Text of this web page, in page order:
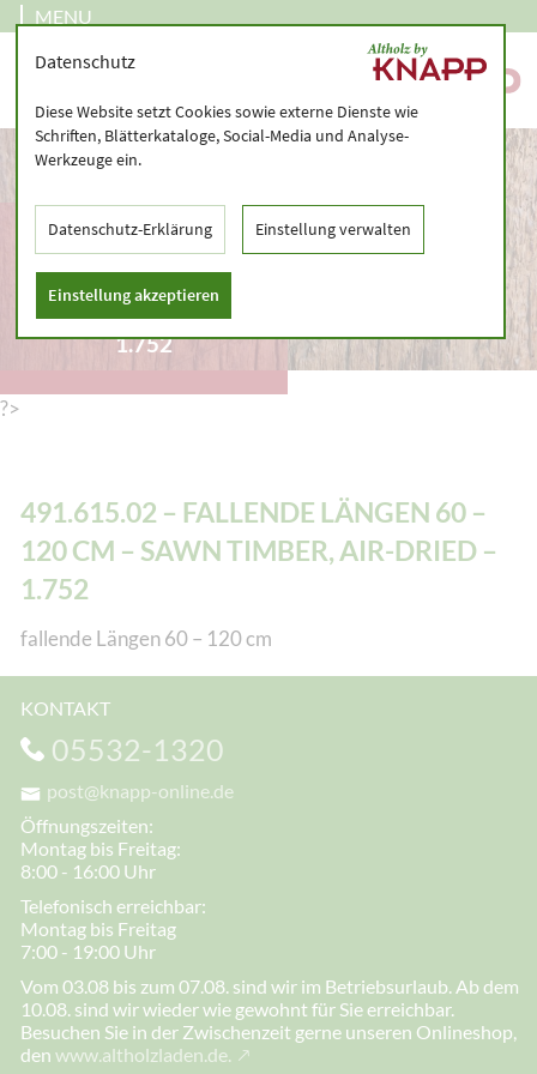
MENU
491.615.02 –
FALLENDE LÄNGEN 60
– 120 CM – SAWN
TIMBER, AIR-DRIED –
1.752
?>
491.615.02 – FALLENDE LÄNGEN 60 –
120 CM – SAWN TIMBER, AIR-DRIED –
1.752
fallende Längen 60 – 120 cm
KONTAKT
05532-1320
post@knapp-online.de
Öffnungszeiten:
Montag bis Freitag:
8:00 - 16:00 Uhr
Telefonisch erreichbar:
Montag bis Freitag
7:00 - 19:00 Uhr
Vom 03.08 bis zum 07.08. sind wir im Betriebsurlaub. Ab dem
10.08. sind wir wieder wie gewohnt für Sie erreichbar.
Besuchen Sie in der Zwischenzeit gerne unseren Onlineshop,
den www.altholzladen.de.
Datenschutz
Diese Website setzt Cookies sowie externe Dienste wie
Schriften, Blätterkataloge, Social-Media und Analyse-
Werkzeuge ein.
Datenschutz-Erklärung Einstellung verwalten
Einstellung akzeptieren